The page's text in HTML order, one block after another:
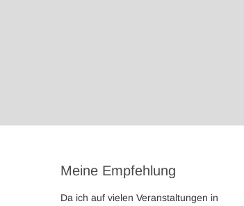
Meine Empfehlung
Da ich auf vielen Veranstaltungen in